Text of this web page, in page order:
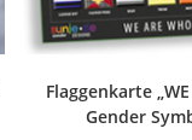
Flaggenkarte „WE
Gender